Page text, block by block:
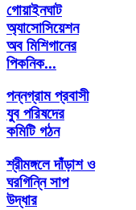
গোয়াইনঘাট
অ্যাসোসিয়েশন
অব মিশিগানের
পিকনিক...
পন্নগ্রাম প্রবাসী
যুব পরিষদের
কমিটি গঠন
শ্রীমঙ্গলে দাঁড়াশ ও
ঘরগিন্নি সাপ
উদ্ধার